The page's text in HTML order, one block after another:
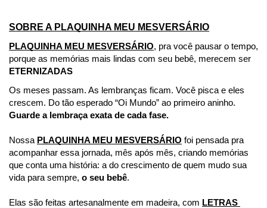
SOBRE A PLAQUINHA MEU MESVERSÁRIO
PLAQUINHA MEU MESVERSÁRIO, pra você pausar o tempo,
ETERNIZADAS
Os meses passam. As lembranças ficam. Você pisca e eles
Guarde a lembraça exata de cada fase.
Nossa PLAQUINHA MEU MESVERSÁRIO foi pensada pra
acompanhar essa jornada, mês após mês, criando memórias
que conta uma história: a do crescimento de quem mudo sua
vida para sempre, o seu bebê.
Elas são feitas artesanalmente em madeira, com LETRAS